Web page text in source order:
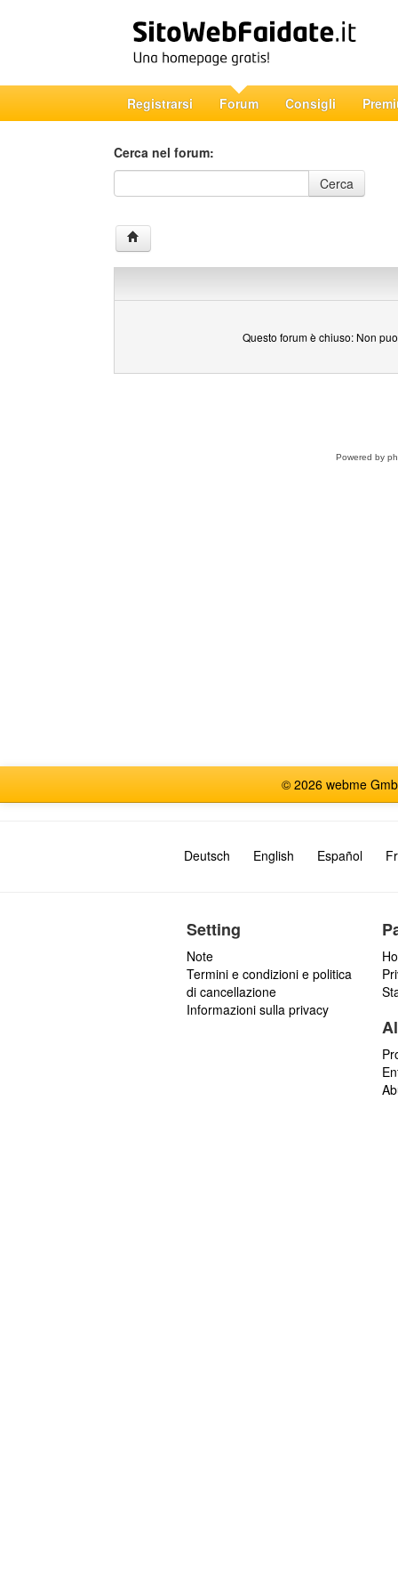
Registrarsi Forum Consigli
Cerca nel forum:
Cerca nel forum
Cerca
Questo forum è chiuso: Non
Powered by
© 2026 webme
Deutsch English Español
Setting
Note
Termini e condizioni e politica
di cancellazione
Informazioni sulla privacy